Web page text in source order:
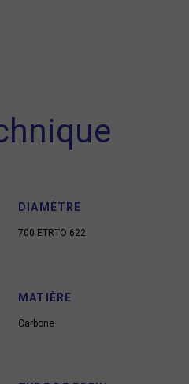
DIAMÈTRE
700 ETRTO 622
MATIÈRE
Carbone